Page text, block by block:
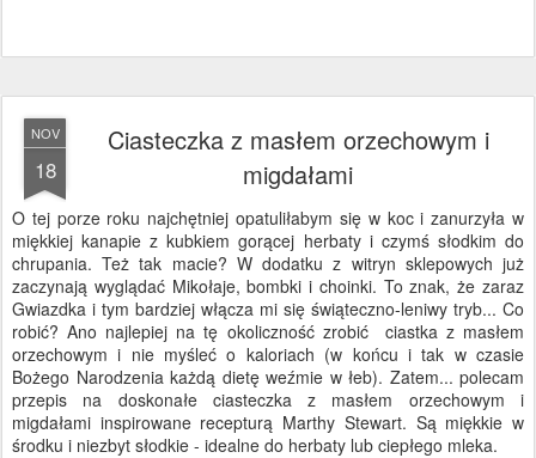
NOV
18
Ciasteczka z masłem orzechowym i
migdałami
O tej porze roku najchętniej opatuliłabym się w koc i zanurzyła w
miękkiej kanapie z kubkiem gorącej herbaty i czymś słodkim do
chrupania. Też tak macie? W dodatku z witryn sklepowych już
zaczynają wyglądać Mikołaje, bombki i choinki. To znak, że zaraz
Gwiazdka i tym bardziej włącza mi się świąteczno-leniwy tryb... Co
robić? Ano najlepiej na tę okoliczność zrobić ciastka z masłem
orzechowym i nie myśleć o kaloriach (w końcu i tak w czasie
Bożego Narodzenia każdą dietę weźmie w łeb). Zatem... polecam
przepis na doskonałe ciasteczka z masłem orzechowym i
migdałami inspirowane recepturą Marthy Stewart. Są miękkie w
środku i niezbyt słodkie - idealne do herbaty lub ciepłego mleka.